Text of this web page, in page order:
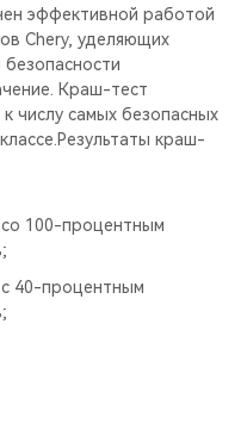
эффективной работой
Chery, уделяющих
Краш-тест
числу самых безопасных
краш-
100-процентным
40-процентным